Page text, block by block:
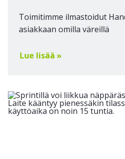
Toimitimme ilmastoidut
asiakkaan omilla väreillä
Lue lisää »